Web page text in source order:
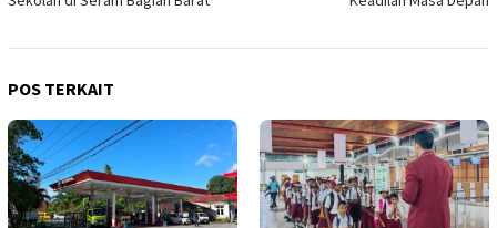
POS TERKAIT